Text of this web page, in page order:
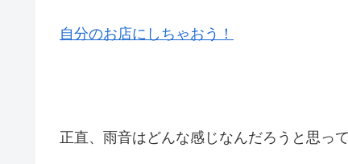
自分のお店にしちゃおう！
正直、雨音はどんな感じなんだろうと思っ